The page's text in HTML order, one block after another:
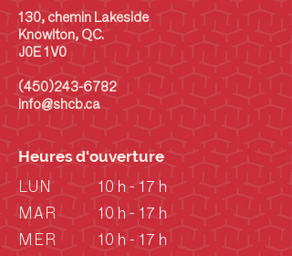
130, chemin Lakeside
Knowlton, QC.
J0E 1V0
(450)243-6782
info@shcb.ca
Heures d'ouverture
LUN
MAR
MER
10 h - 17 h
10 h - 17 h
10 h - 17 h